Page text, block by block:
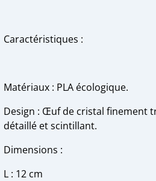
Caractéristiques :
Matériaux : PLA écologique.
Design : Œuf de cristal finement
détaillé et scintillant.
Dimensions :
L : 12 cm